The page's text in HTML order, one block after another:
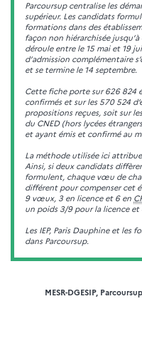
Parcoursup centralise les
supérieur. Les candidats
formations dans des
façon non hiérarchisée
déroule entre le 15 mai et 19
d’admission complémentaire
et se termine le 14 septembre.
Cette fiche porte sur 626 824
confirmés et sur les 570 524
propositions reçues, soit sur
du CNED (hors lycées
et ayant émis et confirmé au
La méthode utilisée ici
Ainsi, si deux candidats
formulent, chaque vœu de
différent pour compenser cet
9 vœux, 3 en licence et 6 en
un poids 3/9 pour la licence et
Les IEP, Paris Dauphine et les
dans Parcoursup.
MESR-DGESIP,